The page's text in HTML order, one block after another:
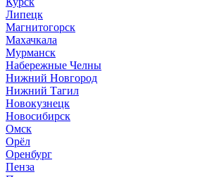
Липецк
Магнитогорск
Махачкала
Мурманск
Набережные Челны
Нижний Новгород
Нижний Тагил
Новокузнецк
Новосибирск
Омск
Орёл
Оренбург
Пенза